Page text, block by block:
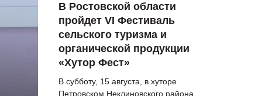
ВОПРОС НЕДЕЛИ
СТИЛЬ ЖИЗНИ
В Ростовской области
пройдет VI Фестиваль
сельского туризма и
органической продукции
«Хутор Фест»
В субботу, 15 августа, в хуторе
Петровском Неклиновского района